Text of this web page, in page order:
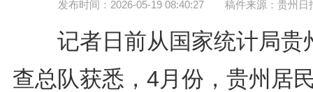
发布时间：2026-05-19 08:40:27 稿件来源：贵州日
记者日前从国家统计局贵
查总队获悉，4月份，贵州居